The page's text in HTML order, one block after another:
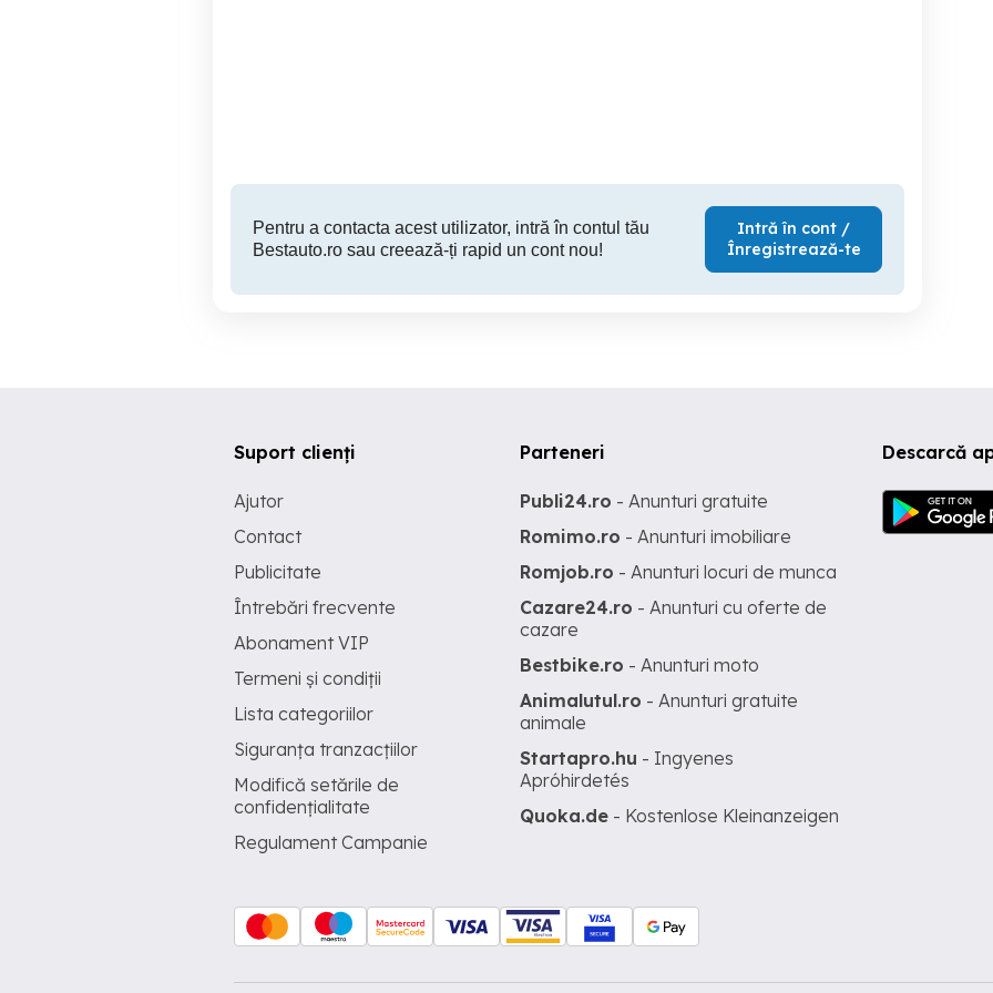
Pentru a contacta acest utilizator, intră în contul tău
Bestauto.ro sau creează-ți rapid un cont nou!
Intră în cont /
Înregistrează-te
Descarcă
Suport clienți
Ajutor
Contact
Publicitate
Întrebări frecvente
Abonament VIP
Termeni și condiții
Lista categoriilor
Siguranța tranzacțiilor
Modifică setările de
confidențialitate
Regulament Campanie
Parteneri
Publi24.ro - Anunturi gratuite
Romimo.ro - Anunturi imobiliare
Romjob.ro - Anunturi locuri de munca
Cazare24.ro - Anunturi cu oferte de
cazare
Bestbike.ro - Anunturi moto
Animalutul.ro - Anunturi gratuite
animale
Startapro.hu - Ingyenes
Apróhirdetés
Quoka.de - Kostenlose Kleinanzeigen